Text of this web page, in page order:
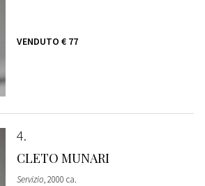
VENDUTO € 77
4
CLETO MUNARI
Servizio, 2000 ca.